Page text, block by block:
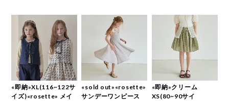
«即納»XL(116~122サ
イズ)«rosette» メイ
«sold out»«rosette»
サンデーワンピース
«即納»クリーム
XS(80~90サイ